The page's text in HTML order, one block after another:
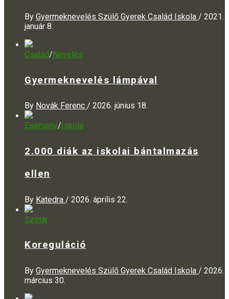
By Gyermeknevelés Szülő Gyerek Család Iskola / 2021.
január 8.
Család/Nevelés
Gyermeknevelés lámpával
By Novák Ferenc / 2026. június 18.
Esemény/ Iskola
2.000 diák az iskolai bántalmazás
ellen
By Katedra / 2026. április 22.
Szótár
Koreguláció
By Gyermeknevelés Szülő Gyerek Család Iskola / 2026.
március 30.